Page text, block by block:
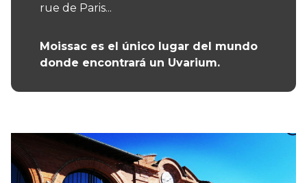
rue de Paris...
Moissac es el único lugar del mundo
donde encontrará un Uvarium.